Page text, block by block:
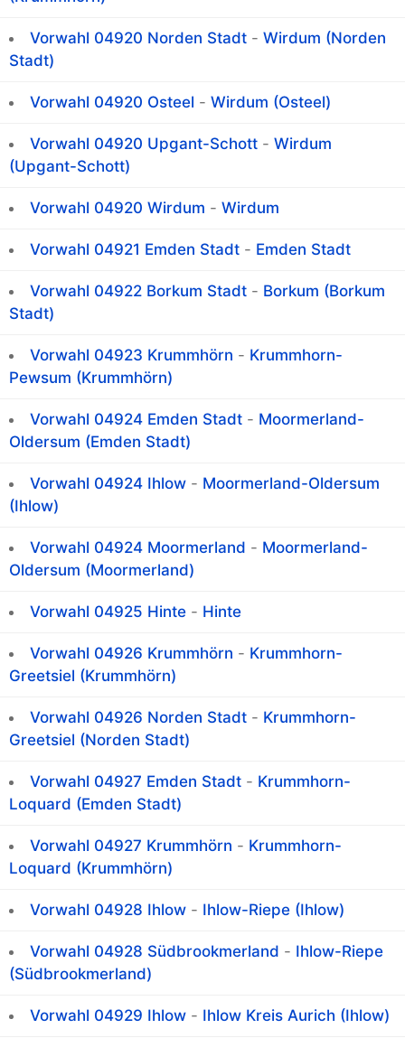
Vorwahl 04920 Norden Stadt - Wirdum (Norden
Stadt)
Vorwahl 04920 Osteel - Wirdum (Osteel)
Vorwahl 04920 Upgant-Schott - Wirdum
(Upgant-Schott)
Vorwahl 04920 Wirdum - Wirdum
Vorwahl 04921 Emden Stadt - Emden Stadt
Vorwahl 04922 Borkum Stadt - Borkum (Borkum
Stadt)
Vorwahl 04923 Krummhörn - Krummhorn-
Pewsum (Krummhörn)
Vorwahl 04924 Emden Stadt - Moormerland-
Oldersum (Emden Stadt)
Vorwahl 04924 Ihlow - Moormerland-Oldersum
(Ihlow)
Vorwahl 04924 Moormerland - Moormerland-
Oldersum (Moormerland)
Vorwahl 04925 Hinte - Hinte
Vorwahl 04926 Krummhörn - Krummhorn-
Greetsiel (Krummhörn)
Vorwahl 04926 Norden Stadt - Krummhorn-
Greetsiel (Norden Stadt)
Vorwahl 04927 Emden Stadt - Krummhorn-
Loquard (Emden Stadt)
Vorwahl 04927 Krummhörn - Krummhorn-
Loquard (Krummhörn)
Vorwahl 04928 Ihlow - Ihlow-Riepe (Ihlow)
Vorwahl 04928 Südbrookmerland - Ihlow-Riepe
(Südbrookmerland)
Vorwahl 04929 Ihlow - Ihlow Kreis Aurich (Ihlow)